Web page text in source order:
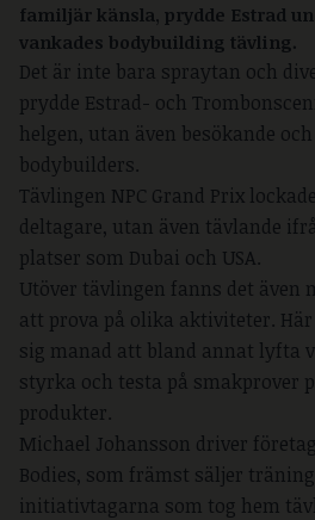
familjär känsla, prydde Estrad
vankades bodybuilding tävling.
Det är inte bara spraytan och
prydde Estrad- och
helgen, utan även besökande
bodybuilders.
Tävlingen NPC Grand Prix
deltagare, utan även tävlande
platser som Dubai och USA.
Utöver tävlingen fanns det även
att prova på olika aktiviteter.
sig manad att bland annat lyfta
styrka och testa på smakprover
produkter.
Michael Johansson driver
Bodies, som främst säljer
initiativtagarna som tog hem